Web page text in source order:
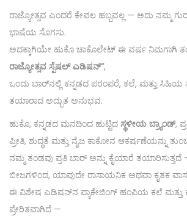
ರಾಜ್ಯೋತ್ಸವ ಎಂದರೆ ಕೇವಲ ಹಬ್ಬವಲ್ಲ — ಅದು ನಮ್ಮ
ಭಾಷೆಯ ಸೊಗಸು.
ಅದಕ್ಕಾಗಿಯೇ ಹುಕೊ ಚಾಕೊಲೇಟ್ ಈ ವರ್ಷ ನಿಮಗಾಗಿ
ರಾಜ್ಯೋತ್ಸವ ಸ್ಪೆಷಲ್ ಎಡಿಷನ್”,
ಒಂದು ಬಾರ್‌ನಲ್ಲಿ ಕನ್ನಡದ ಪರಂಪರೆ, ಕಲೆ, ಮತ್ತು ಸಿಹಿಯ
ತಯಾರಾದ ಅದ್ಭುತ ಅನುಭವ.
ಹುಕೊ, ಕನ್ನಡದ ಮನದಿಂದ ಹುಟ್ಟಿದ ಸ್ಥಳೀಯ ಬ್ರ್ಯಾಂಡ್,
ಪ್ರೀತಿ, ಶುದ್ಧತೆ ಮತ್ತು ನೈಜ ಕಾಕೋನ ಆಕರ್ಷಣೆಯನ್ನು
ನಮ್ಮ ತಂಡವು ಪ್ರತಿ ಬಾರ್ ಅನ್ನು ಕೈಯಾರೆ ತಯಾರಿಸುತ್ತದೆ
ಬೀಜಗಳಿಂದ, ಯಾವುದೇ ರಾಸಾಯನಿಕ ಅಥವಾ ಕೃತಕ
ಈ ವಿಶೇಷ ಎಡಿಷನ್‌ನ ಪ್ಯಾಕೇಜಿಂಗ್ ಹಂಪಿಯ ಕಲೆ ಮತ್ತು
ಪ್ರೇರಿತವಾಗಿದೆ —